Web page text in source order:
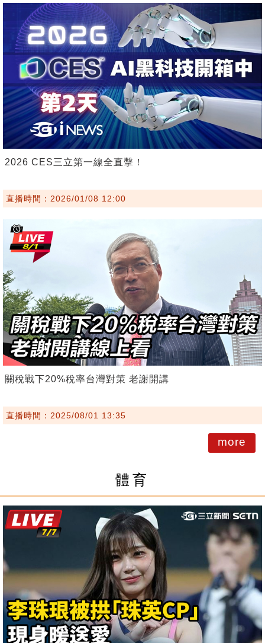
2026 CES三立第一線全直擊！
直播時間：2026/01/08 12:00
關稅戰下20%稅率台灣對策 老謝開講
直播時間：2025/08/01 13:35
more
體育